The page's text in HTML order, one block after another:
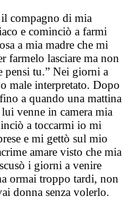
compagno di mia
e cominciò a farmi
a mia madre che mi
farmelo lasciare ma non
pensi tu.” Nei giorni a
male interpretato. Dopo
a quando una mattina
venne in camera mia
a toccarmi io mi
e mi gettò sul mio
amare visto che mia
i giorni a venire
ormai troppo tardi, non
donna senza volerlo.